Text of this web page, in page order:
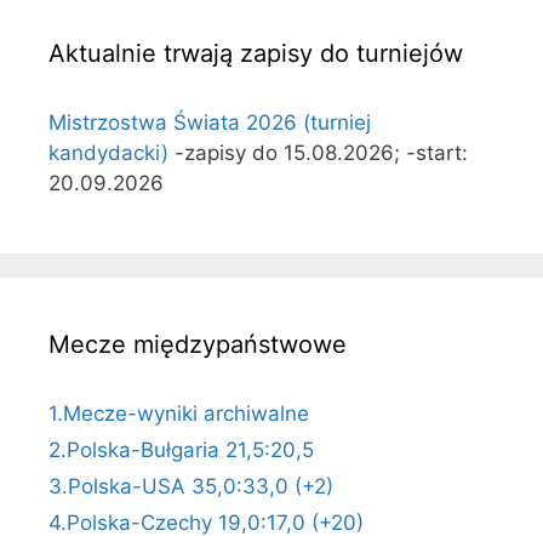
Aktualnie trwają zapisy do turniejów
Mistrzostwa Świata 2026 (turniej
kandydacki) -zapisy do 15.08.2026; -start:
20.09.2026
Mecze międzypaństwowe
1.Mecze-wyniki archiwalne
2.Polska-Bułgaria 21,5:20,5
3.Polska-USA 35,0:33,0 (+2)
4.Polska-Czechy 19,0:17,0 (+20)